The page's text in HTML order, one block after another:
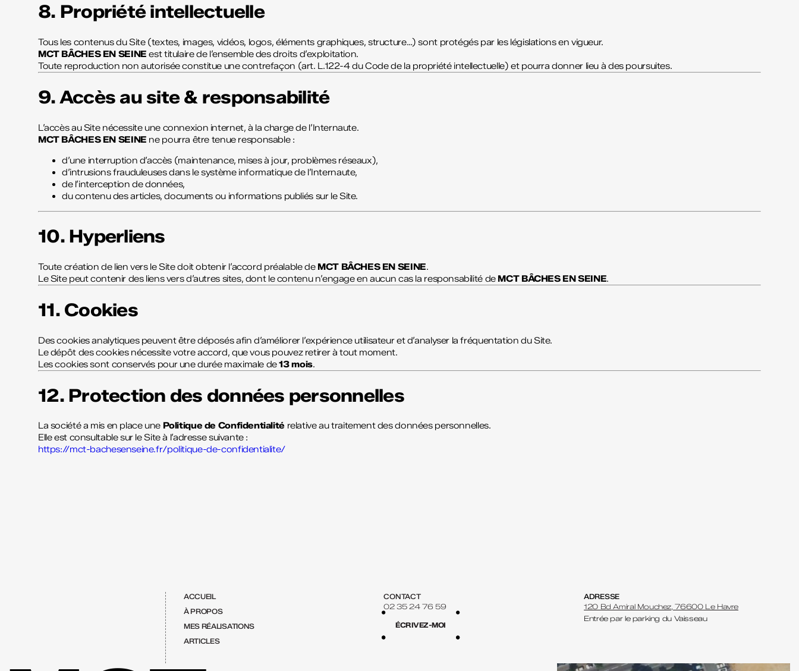
8. Propriété intellectuelle
Tous les contenus du Site (textes, images, vidéos, logos, éléments graphiques, structure…) sont protégés par les législations en vigueur.
MCT BÂCHES EN SEINE est titulaire de l’ensemble des droits d’exploitation.
Toute reproduction non autorisée constitue une contrefaçon (art. L.122-4 du Code de la propriété intellectuelle) et pourra donner lieu à des poursuites.
9. Accès au site & responsabilité
L’accès au Site nécessite une connexion internet, à la charge de l’Internaute.
MCT BÂCHES EN SEINE ne pourra être tenue responsable :
d’une interruption d’accès (maintenance, mises à jour, problèmes réseaux),
d’intrusions frauduleuses dans le système informatique de l’Internaute,
de l’interception de données,
du contenu des articles, documents ou informations publiés sur le Site.
10. Hyperliens
Toute création de lien vers le Site doit obtenir l’accord préalable de MCT BÂCHES EN SEINE.
Le Site peut contenir des liens vers d’autres sites, dont le contenu n’engage en aucun cas la responsabilité de MCT BÂCHES EN SEINE.
11. Cookies
Des cookies analytiques peuvent être déposés afin d’améliorer l’expérience utilisateur et d’analyser la fréquentation du Site.
Le dépôt des cookies nécessite votre accord, que vous pouvez retirer à tout moment.
Les cookies sont conservés pour une durée maximale de13 mois.
12. Protection des données personnelles
La société a mis en place une Politique de Confidentialité relative au traitement des données personnelles.
Elle est consultable sur le Site à l’adresse suivante :
https://mct-bachesenseine.fr/politique-de-confidentialite/
ACCUEIL
À PROPOS
MES RÉALISATIONS
ARTICLES
CONTACT
02 35 24 76 59
ÉCRIVEZ-MOI
ADRESSE
120 Bd Amiral Mouchez, 76600 Le Havre
Entrée par le parking du Vaisseau